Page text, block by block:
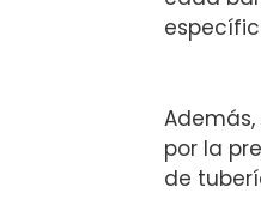
por la
de